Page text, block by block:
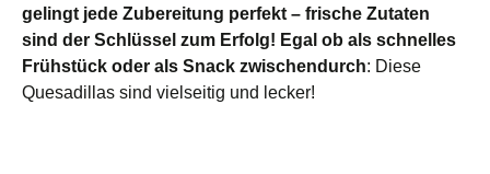
gelingt jede Zubereitung perfekt – frische Zutaten
sind der Schlüssel zum Erfolg! Egal ob als schnelles
Frühstück oder als Snack zwischendurch: Diese
Quesadillas sind vielseitig und lecker!